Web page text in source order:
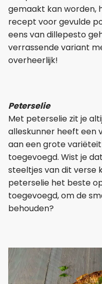
gemaakt kan worden,
recept voor gevulde
eens van dillepesto
verrassende variant
overheerlijk!
Peterselie
Met peterselie zit je
alleskunner heeft een
aan een grote
toegevoegd. Wist je
steeltjes van dit verse
peterselie het beste
toegevoegd, om de
behouden?